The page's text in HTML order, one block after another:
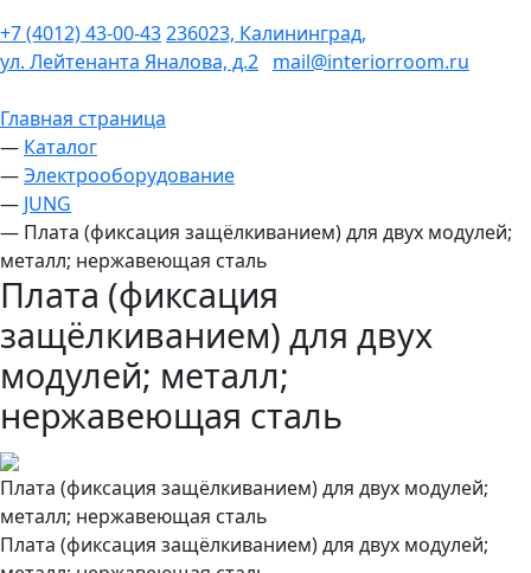
+7 (4012) 43-00-43236023, Калининград,
ул. Лейтенанта Яналова, д.2 mail@interiorroom.ru
Главная страница
— Каталог
—Электрооборудование
— JUNG
— Плата (фиксация защёлкиванием) для двух модулей;
металл; нержавеющая сталь
Плата (фиксация
защёлкиванием) для двух
модулей; металл;
нержавеющая сталь
Плата (фиксация защёлкиванием) для двух модулей;
металл; нержавеющая сталь
Плата (фиксация защёлкиванием) для двух модулей;